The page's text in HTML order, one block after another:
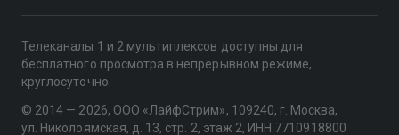
Телеканалы 1 и 2 мультиплексов доступны для
бесплатного просмотра в непрерывном режиме,
круглосуточно.
© 2014 — 2026, ООО «ЛайфСтрим», 109240, г. Москва,
ул. Николоямская, д. 13, стр. 2, этаж 2, ИНН 7710918800